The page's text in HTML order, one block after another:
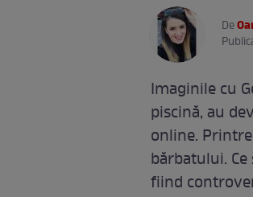
De
Imaginile cu
piscină, au
online.
bărbatului.
fiind